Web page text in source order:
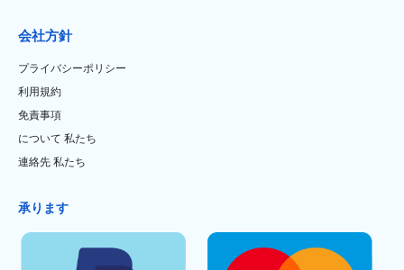
会社方針
プライバシーポリシー
利用規約
免責事項
について 私たち
連絡先 私たち
承ります